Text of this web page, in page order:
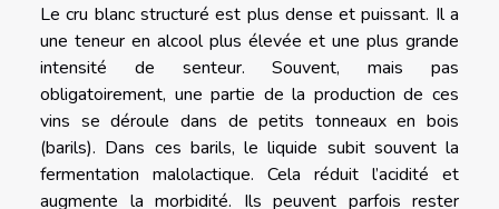
Le cru blanc structuré est plus dense et puissant. Il a
une teneur en alcool plus élevée et une plus grande
intensité de senteur. Souvent, mais pas
obligatoirement, une partie de la production de ces
vins se déroule dans de petits tonneaux en bois
(barils). Dans ces barils, le liquide subit souvent la
fermentation malolactique. Cela réduit l’acidité et
augmente la morbidité. Ils peuvent parfois rester